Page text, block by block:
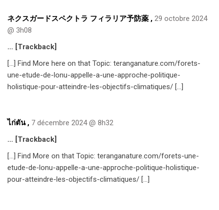
ネクスガードスペクトラ フィラリア予防薬 , 29 octobre 2024
@ 3h08
… [Trackback]
[…] Find More here on that Topic: teranganature.com/forets-
une-etude-de-lonu-appelle-a-une-approche-politique-
holistique-pour-atteindre-les-objectifs-climatiques/ […]
ไก่ตัน, 7 décembre 2024 @ 8h32
… [Trackback]
[…] Find More on that Topic: teranganature.com/forets-une-
etude-de-lonu-appelle-a-une-approche-politique-holistique-
pour-atteindre-les-objectifs-climatiques/ […]